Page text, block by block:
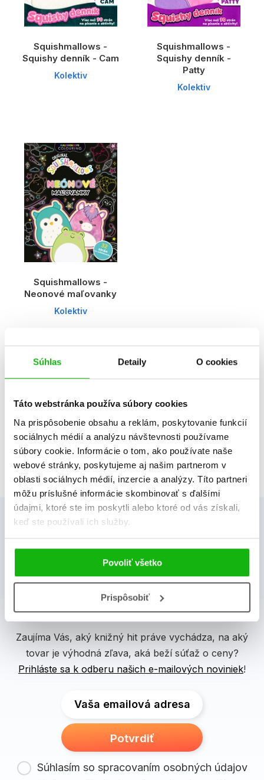
Súhlas Detaily O cookies
Táto webstránka používa súbory cookies
Na prispôsobenie obsahu a reklám, poskytovanie funkcií
sociálnych médií a analýzu návštevnosti používame
súbory cookie. Informácie o tom, ako používate naše
webové stránky, poskytujeme aj našim partnerom v
oblasti sociálnych médií, inzercie a analýzy. Títo partneri
môžu príslušné informácie skombinovať s ďalšími
údajmi, ktoré ste im poskytli alebo ktoré od vás získali,
keď ste používali ich služby.
Povoliť všetko
Prispôsobiť
Squishmallows -
Squishy denník - Cam
Kolektiv
Squishmallows -
Squishy denník -
Patty
Kolektiv
Squishmallows -
Neonové maľovanky
Kolektiv
Celkom:3
albatros media newsletter
Zaujíma Vás, aký knižný hit práve vychádza, na aký
tovar je výhodná zľava, aká beží súťaž o ceny?
Prihláste sa k odberu našich e-mailových noviniek!
Vaša emailová adresa
Potvrdiť
Súhlasím so spracovaním osobných údajov